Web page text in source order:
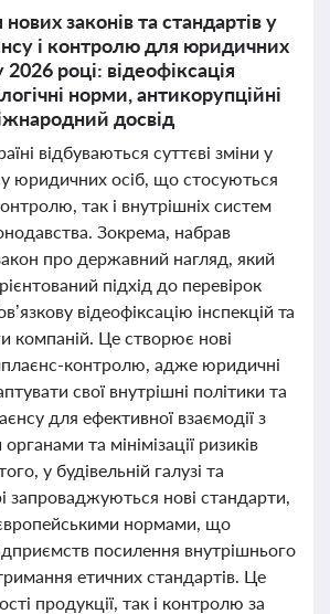
законів та стандартів у
і контролю для юридичних
2026 році: відеофіксація
норми, антикорупційні
досвід
відбуваються суттєві зміни у
юридичних осіб, що стосуються
так і внутрішніх систем
Зокрема, набрав
про державний нагляд, який
підхід до перевірок
відеофіксацію інспекцій та
компаній. Це створює нові
контролю, адже юридичні
свої внутрішні політики та
для ефективної взаємодії з
та мінімізації ризиків
у будівельній галузі та
запроваджуються нові стандарти,
європейськими нормами, що
посилення внутрішнього
етичних стандартів. Це
продукції, так і контролю за